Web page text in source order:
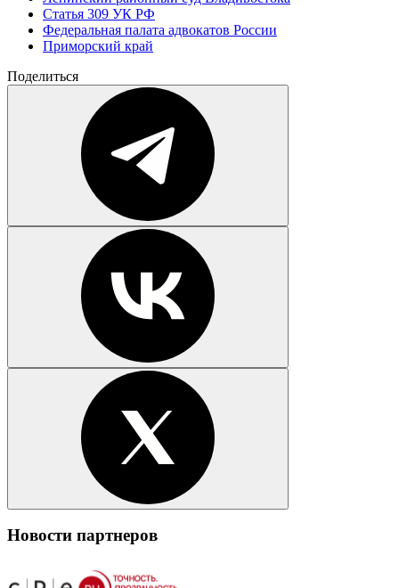
Статья 309 УК РФ
Федеральная палата адвокатов России
Приморский край
Поделиться
Новости партнеров